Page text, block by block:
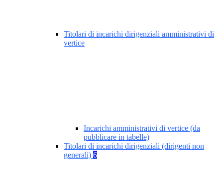
Titolari di incarichi dirigenziali amministrativi di
vertice
Incarichi amministrativi di vertice (da
pubblicare in tabelle)
Titolari di incarichi dirigenziali (dirigenti non
generali) 6